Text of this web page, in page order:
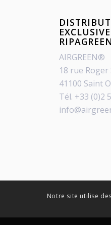
AIRGREEN®
18 rue
41100 Saint
Tél. +33 (0)2
Notre site utilise